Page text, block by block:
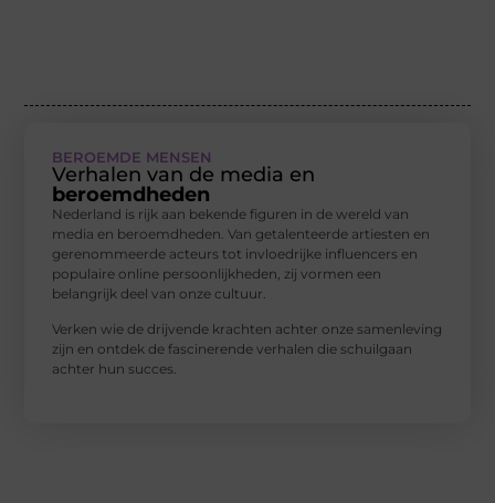
BEROEMDE MENSEN
Verhalen van de media en
beroemdheden
Nederland is rijk aan bekende figuren in de wereld van
media en beroemdheden. Van getalenteerde artiesten en
gerenommeerde acteurs tot invloedrijke influencers en
populaire online persoonlijkheden, zij vormen een
belangrijk deel van onze cultuur.
Verken wie de drijvende krachten achter onze samenleving
zijn en ontdek de fascinerende verhalen die schuilgaan
achter hun succes.